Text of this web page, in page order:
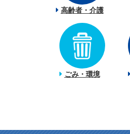
高齢者・介護
ごみ・環境